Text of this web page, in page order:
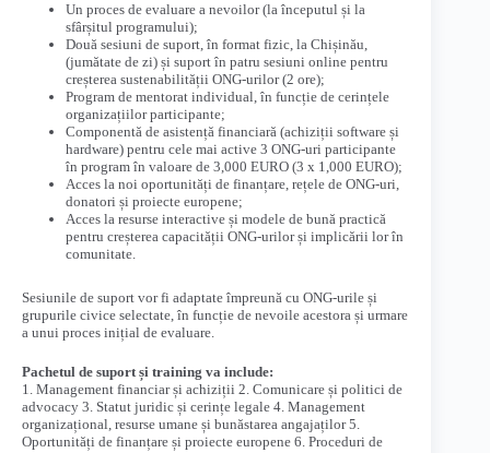
Un proces de evaluare a nevoilor (la începutul și la
sfârșitul programului);
Două sesiuni de suport, în format fizic, la Chișinău,
(jumătate de zi) și suport în patru sesiuni online pentru
creșterea sustenabilității ONG-urilor (2 ore);
Program de mentorat individual, în funcție de cerințele
organizațiilor participante;
Componentă de asistență financiară (achiziții software și
hardware) pentru cele mai active 3 ONG-uri participante
în program în valoare de 3,000 EURO (3 x 1,000 EURO);
Acces la noi oportunități de finanțare, rețele de ONG-uri,
donatori și proiecte europene;
Acces la resurse interactive și modele de bună practică
pentru creșterea capacității ONG-urilor și implicării lor în
comunitate.
Sesiunile de suport vor fi adaptate împreună cu ONG-urile și
grupurile civice selectate, în funcție de nevoile acestora și urmare
a unui proces inițial de evaluare.
Pachetul de suport și training va include:
1. Management financiar și achiziții 2. Comunicare și politici de
advocacy 3. Statut juridic și cerințe legale 4. Management
organizațional, resurse umane și bunăstarea angajaților 5.
Oportunități de finanțare și proiecte europene 6. Proceduri de